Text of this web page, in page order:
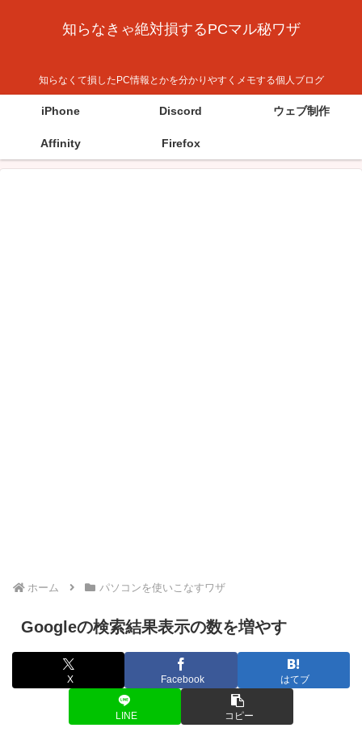
知らなきゃ絶対損するPCマル秘ワザ
知らなくて損したPC情報とかを分かりやすくメモする個人ブログ
iPhone Discord ウェブ制作
Affinity Firefox
ホーム パソコンを使いこなすワザ
Googleの検索結果表示の数を増やす
X Facebook はてブ
LINE コピー